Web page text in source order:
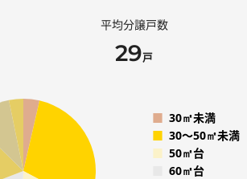
平均分譲戸数
29戸
■ 30㎡未満
■ 30〜50㎡未満
■ 50㎡台
60㎡台